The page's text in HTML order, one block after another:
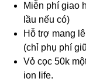
Miễn phí giao
lầu nếu có)
Hỗ trợ mang
(chỉ phụ phí
Vỏ cọc 50k
ion life.